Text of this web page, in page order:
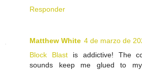
Responder
Matthew White 4 de marzo de
Block Blastis addictive! The
sounds keep me glued to